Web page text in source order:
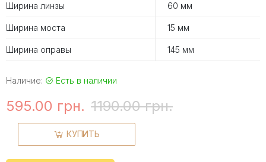
Ширина линзы 60 мм
Ширина моста 15 мм
Ширина оправы 145 мм
Наличие: Есть в наличии
595.00 грн. 1190.00 грн.
КУПИТЬ